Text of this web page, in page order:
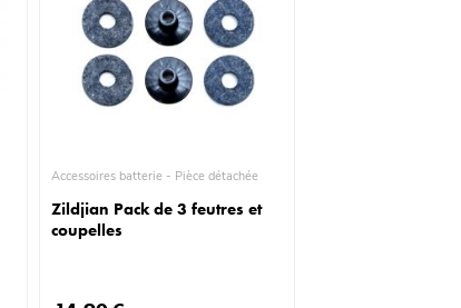
Accessoires batterie - Pièce détachée
Zildjian Pack de 3 feutres et
coupelles